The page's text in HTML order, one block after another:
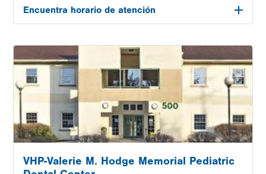
Encuentra horario de atención
Image
VHP-Valerie M. Hodge Memorial Pediatric